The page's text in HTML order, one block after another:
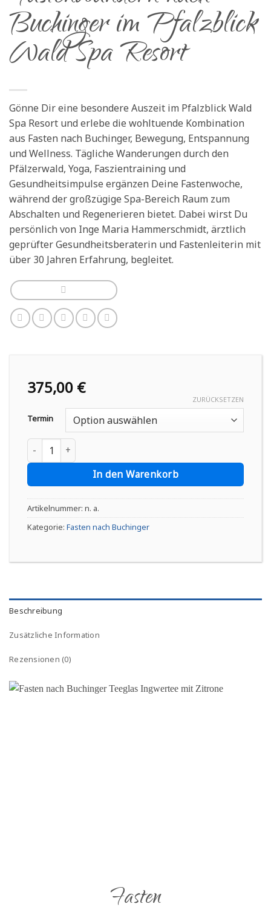
Buchinger im Pfalzblick
Wald Spa Resort
Gönne Dir eine besondere Auszeit im Pfalzblick Wald
Spa Resort und erlebe die wohltuende Kombination
aus Fasten nach Buchinger, Bewegung, Entspannung
und Wellness. Tägliche Wanderungen durch den
Pfälzerwald, Yoga, Faszientraining und
Gesundheitsimpulse ergänzen Deine Fastenwoche,
während der großzügige Spa-Bereich Raum zum
Abschalten und Regenerieren bietet. Dabei wirst Du
persönlich von Inge Maria Hammerschmidt, ärztlich
geprüfter Gesundheitsberaterin und Fastenleiterin mit
über 30 Jahren Erfahrung, begleitet.
375,00 €
Termin
ZURÜCKSETZEN
Fastenwandern nach Buchinger im Pfalzblick Wald Spa
In den Warenkorb
Artikelnummer: n. a.
Kategorie: Fasten nach Buchinger
Beschreibung
Zusätzliche Information
Rezensionen (0)
Fasten